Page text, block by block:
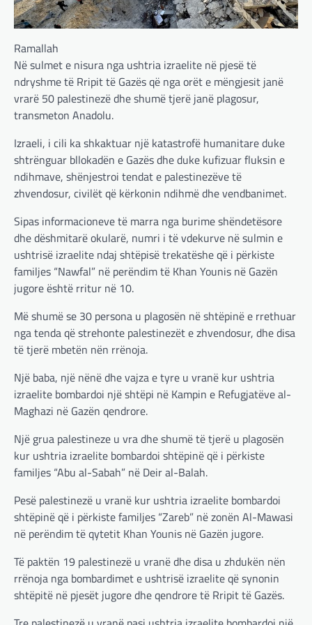
Ramallah
Në sulmet e nisura nga ushtria izraelite në pjesë të
ndryshme të Rripit të Gazës që nga orët e mëngjesit janë
vrarë 50 palestinezë dhe shumë tjerë janë plagosur,
transmeton Anadolu.
Izraeli, i cili ka shkaktuar një katastrofë humanitare duke
shtrënguar bllokadën e Gazës dhe duke kufizuar fluksin e
ndihmave, shënjestroi tendat e palestinezëve të
zhvendosur, civilët që kërkonin ndihmë dhe vendbanimet.
Sipas informacioneve të marra nga burime shëndetësore
dhe dëshmitarë okularë, numri i të vdekurve në sulmin e
ushtrisë izraelite ndaj shtëpisë trekatëshe që i përkiste
familjes “Nawfal” në perëndim të Khan Younis në Gazën
jugore është rritur në 10.
Më shumë se 30 persona u plagosën në shtëpinë e rrethuar
nga tenda që strehonte palestinezët e zhvendosur, dhe disa
të tjerë mbetën nën rrënoja.
Një baba, një nënë dhe vajza e tyre u vranë kur ushtria
izraelite bombardoi një shtëpi në Kampin e Refugjatëve al-
Maghazi në Gazën qendrore.
Një grua palestineze u vra dhe shumë të tjerë u plagosën
kur ushtria izraelite bombardoi shtëpinë që i përkiste
familjes “Abu al-Sabah” në Deir al-Balah.
Pesë palestinezë u vranë kur ushtria izraelite bombardoi
shtëpinë që i përkiste familjes “Zareb” në zonën Al-Mawasi
në perëndim të qytetit Khan Younis në Gazën jugore.
Të paktën 19 palestinezë u vranë dhe disa u zhdukën nën
rrënoja nga bombardimet e ushtrisë izraelite që synonin
shtëpitë në pjesët jugore dhe qendrore të Rripit të Gazës.
BOTA,LAJME ,MË TË FUNDIT,OPINIONE,
RAJONI,SPECIALE
Gjermani, ekspertët sugjerojnë
400 miliardë euro për mbrojtje
adminadmin March 4, 2025
Gjermania ndodhet aktualisht në kulmin e
përpjekjeve për krijimin e qeverisë dhe koha
nuk pret. CDU/CSU dhe SPD po vazhdojnë…